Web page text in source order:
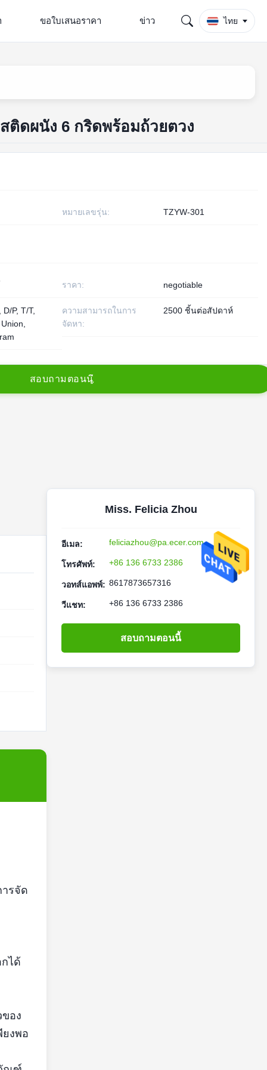
ขอใบเสนอราคา ข่าว ไทย
ติดผนัง 6 กริดพร้อมถ้วยตวง
หมายเลขรุ่น: TZYW-301
ราคา: negotiable
P, T/T,
ความสามารถในการ
จัดหา:
2500 ชิ้นต่อสัปดาห์
สอบถาม ตอนน
รจัด
ได้
อง
งพอ
Miss. Felicia Zhou
อีเมล: feliciazhou@pa.ecer.com
โทรศัพท์: +86 136 6733 2386
วอทส์แอพพ์: 8617873657316
วีแชท: +86 136 6733 2386
สอบถามตอนนี้